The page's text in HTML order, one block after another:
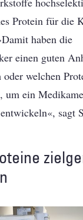
Protein für die
haben die
einen guten
welchen
um ein
sagt